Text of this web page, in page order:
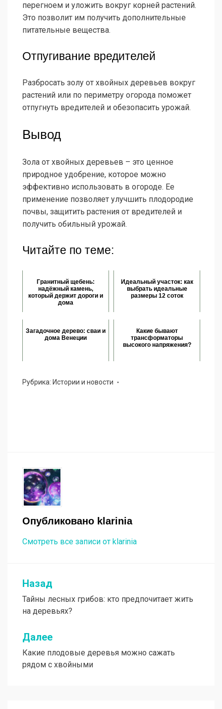
перегноем и уложить вокруг корней растений.
Это позволит им получить дополнительные
питательные вещества.
Отпугивание вредителей
Разбросать золу от хвойных деревьев вокруг
растений или по периметру огорода поможет
отпугнуть вредителей и обезопасить урожай.
Вывод
Зола от хвойных деревьев – это ценное
природное удобрение, которое можно
эффективно использовать в огороде. Ее
применение позволяет улучшить плодородие
почвы, защитить растения от вредителей и
получить обильный урожай.
Читайте по теме:
Гранитный щебень:
надёжный камень,
который держит дороги и
дома
Идеальный участок: как
выбрать идеальные
размеры 12 соток
Загадочное дерево: сваи и
дома Венеции
Какие бывают
трансформаторы
высокого напряжения?
Рубрика: Истории и новости
Опубликовано klarinia
Смотреть все записи от klarinia
Навигация
по
записям
Назад
Тайны лесных грибов: кто предпочитает жить
на деревьях?
Далее
Какие плодовые деревья можно сажать
рядом с хвойными